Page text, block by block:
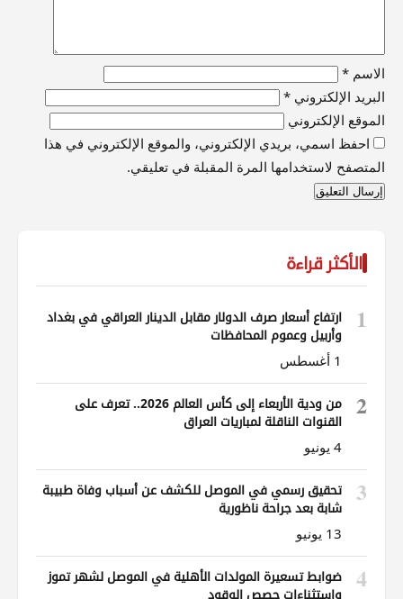
الاسم *
البريد الإلكتروني *
الموقع الإلكتروني
احفظ اسمي، بريدي الإلكتروني، والموقع الإلكتروني في هذا
المتصفح لاستخدامها المرة المقبلة في تعليقي.
الأكثر قراءة
1
ارتفاع أسعار صرف الدولار مقابل الدينار العراقي في بغداد
وأربيل وعموم المحافظات
1 أغسطس
2
من ودية الأربعاء إلى كأس العالم 2026.. تعرف على
القنوات الناقلة لمباريات العراق
4 يونيو
3
تحقيق رسمي في الموصل للكشف عن أسباب وفاة طبيبة
شابة بعد جراحة ناظورية
13 يونيو
4
ضوابط تسعيرة المولدات الأهلية في الموصل لشهر تموز
واستثناءات حصص الوقود